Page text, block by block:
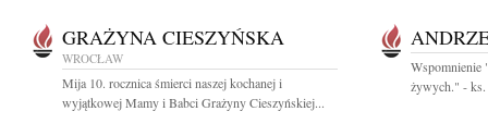
GRAŻYNA CIESZYŃSKA
WROCŁAW
Mija 10. rocznica śmierci naszej kochanej i
wyjątkowej Mamy i Babci Grażyny Cieszyńskiej...
Wspomnienie
żywych." - ks.